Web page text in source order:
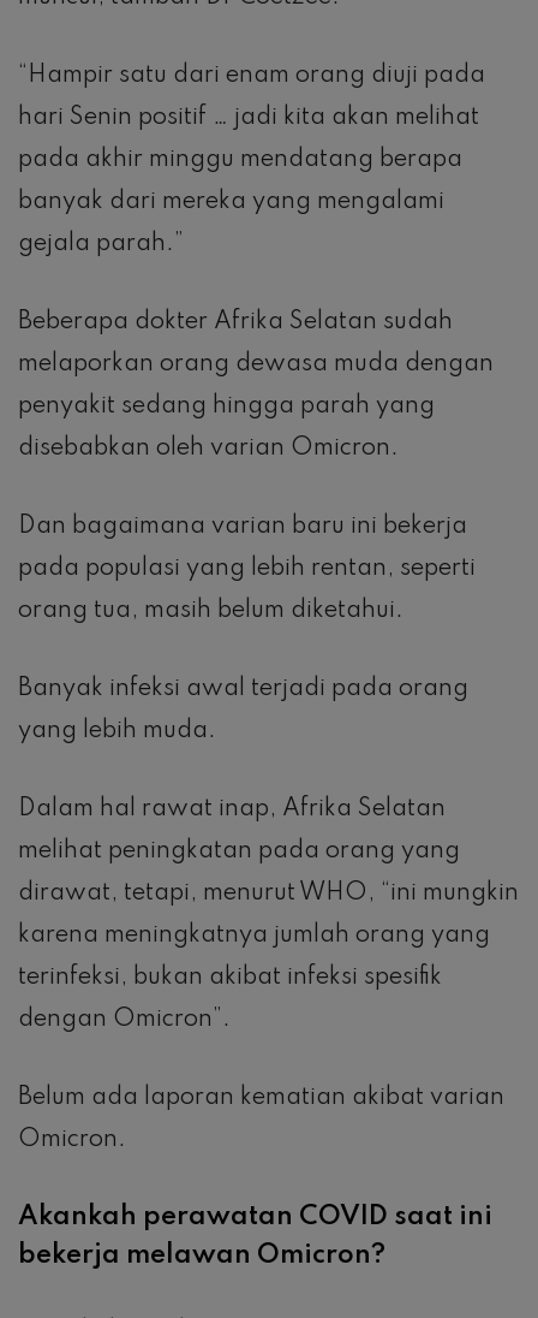
“Hampir satu dari enam orang diuji pada
hari Senin positif … jadi kita akan melihat
pada akhir minggu mendatang berapa
banyak dari mereka yang mengalami
gejala parah.”
Beberapa dokter Afrika Selatan sudah
melaporkan orang dewasa muda dengan
penyakit sedang hingga parah yang
disebabkan oleh varian Omicron.
Dan bagaimana varian baru ini bekerja
pada populasi yang lebih rentan, seperti
orang tua, masih belum diketahui.
Banyak infeksi awal terjadi pada orang
yang lebih muda.
Dalam hal rawat inap, Afrika Selatan
melihat peningkatan pada orang yang
dirawat, tetapi, menurut WHO, “ini mungkin
karena meningkatnya jumlah orang yang
terinfeksi, bukan akibat infeksi spesifik
dengan Omicron”.
Belum ada laporan kematian akibat varian
Omicron.
Akankah perawatan COVID saat ini
bekerja melawan Omicron?